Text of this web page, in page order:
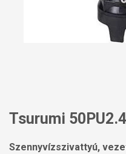
Tsurumi
Szennyvízszivattyú,